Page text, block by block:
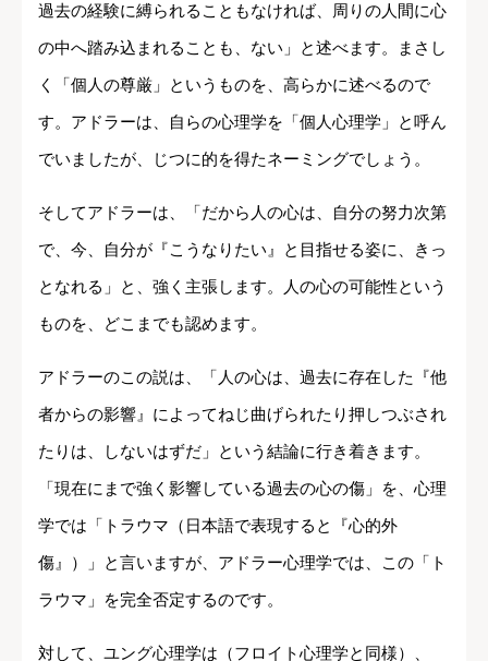
過去の経験に縛られることもなければ、周りの人間に心
の中へ踏み込まれることも、ない」と述べます。まさし
く「個人の尊厳」というものを、高らかに述べるので
す。アドラーは、自らの心理学を「個人心理学」と呼ん
でいましたが、じつに的を得たネーミングでしょう。
そしてアドラーは、「だから人の心は、自分の努力次第
で、今、自分が『こうなりたい』と目指せる姿に、きっ
となれる」と、強く主張します。人の心の可能性という
ものを、どこまでも認めます。
アドラーのこの説は、「人の心は、過去に存在した『他
者からの影響』によってねじ曲げられたり押しつぶされ
たりは、しないはずだ」という結論に行き着きます。
「現在にまで強く影響している過去の心の傷」を、心理
学では「トラウマ（日本語で表現すると『心的外
傷』）」と言いますが、アドラー心理学では、この「ト
ラウマ」を完全否定するのです。
対して、ユング心理学は（フロイト心理学と同様）、